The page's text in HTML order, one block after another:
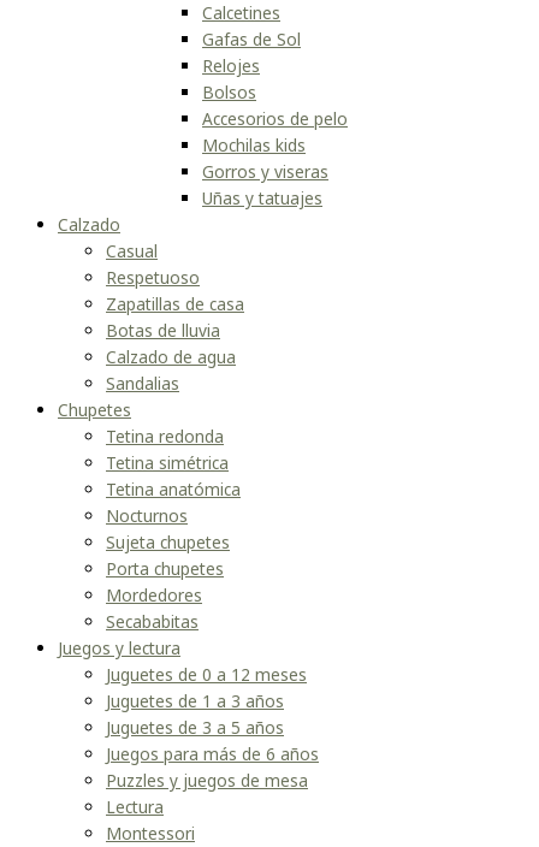
Calcetines
Gafas de Sol
Relojes
Bolsos
Accesorios de pelo
Mochilas kids
Gorros y viseras
Uñas y tatuajes
Calzado
Casual
Respetuoso
Zapatillas de casa
Botas de lluvia
Calzado de agua
Sandalias
Chupetes
Tetina redonda
Tetina simétrica
Tetina anatómica
Nocturnos
Sujeta chupetes
Porta chupetes
Mordedores
Secababitas
Juegos y lectura
Juguetes de 0 a 12 meses
Juguetes de 1 a 3 años
Juguetes de 3 a 5 años
Juegos para más de 6 años
Puzzles y juegos de mesa
Lectura
Montessori